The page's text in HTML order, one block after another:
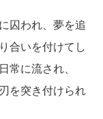
囚われ、夢を追
合いを付けてし
常に流され、
を突き付けられ